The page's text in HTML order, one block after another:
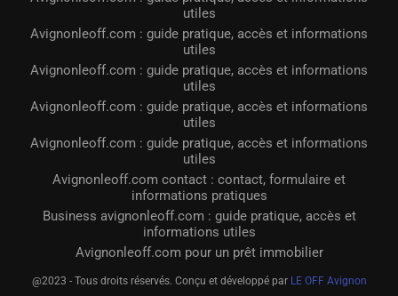
utiles
Avignonleoff.com : guide pratique, accès et informations
utiles
Avignonleoff.com : guide pratique, accès et informations
utiles
Avignonleoff.com : guide pratique, accès et informations
utiles
Avignonleoff.com : guide pratique, accès et informations
utiles
Avignonleoff.com contact : contact, formulaire et
informations pratiques
Business avignonleoff.com : guide pratique, accès et
informations utiles
Avignonleoff.com pour un prêt immobilier
@2023 - Tous droits réservés. Conçu et développé par LE OFF Avignon